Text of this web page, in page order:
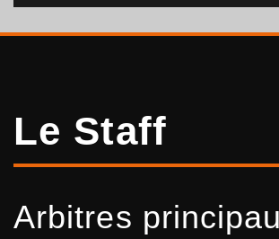
Le Staff
Arbitres